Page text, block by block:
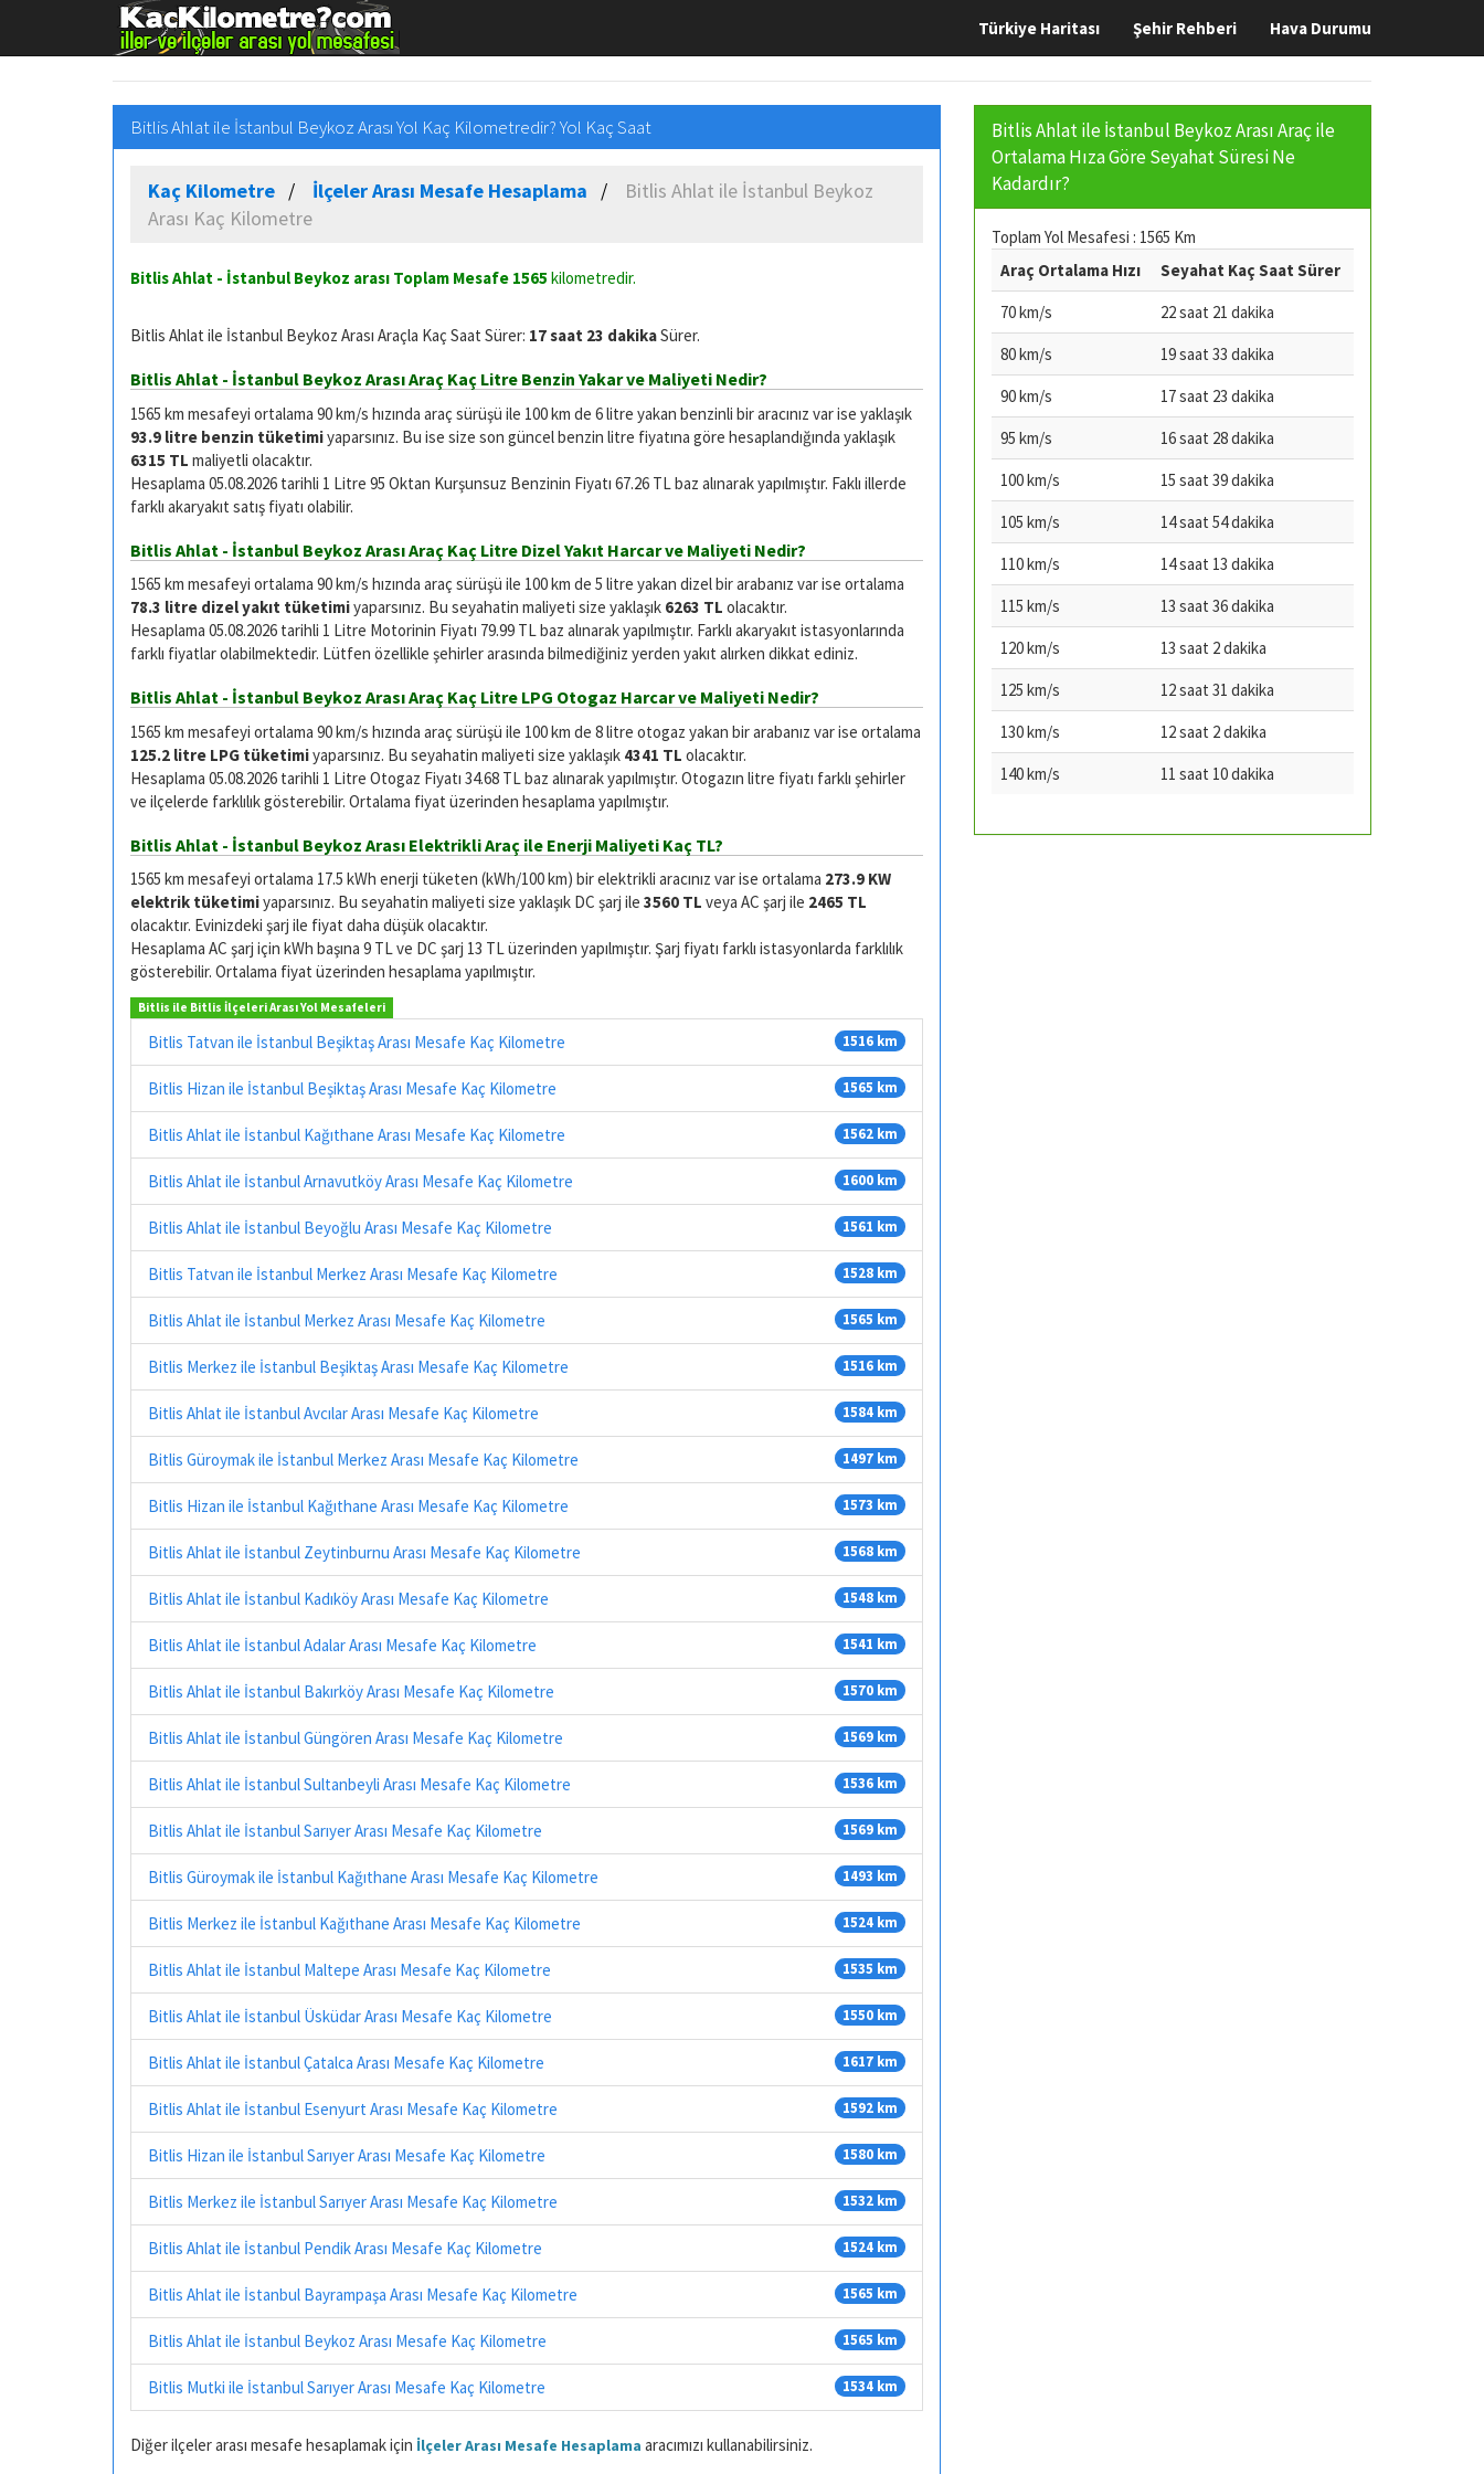
Türkiye Haritası Şehir Rehberi Hava Durumu
Bitlis Ahlat ile İstanbul Beykoz Arası Yol Kaç Kilometredir? Yol Kaç Saat
Kaç Kilometre İlçeler Arası Mesafe Hesaplama
Bitlis Ahlat ile İstanbul Beykoz
Arası Kaç Kilometre
Bitlis Ahlat - İstanbul Beykoz arası Toplam Mesafe 1565 kilometredir.
Bitlis Ahlat ile İstanbul Beykoz Arası Araçla Kaç Saat Sürer: 17 saat 23 dakikaSürer.
Bitlis Ahlat - İstanbul Beykoz Arası Araç Kaç Litre Benzin Yakar ve Maliyeti Nedir?
1565 km mesafeyi ortalama 90 km/s hızında araç sürüşü ile 100 km de 6 litre yakan benzinli bir aracınız var ise yaklaşık
93.9 litre benzin tüketimiyaparsınız. Bu ise size son güncel benzin litre fiyatına göre hesaplandığında yaklaşık
6315 TL maliyetli olacaktır.
Hesaplama 05.08.2026 tarihli 1 Litre 95 Oktan Kurşunsuz Benzinin Fiyatı 67.26 TL baz alınarak yapılmıştır. Faklı illerde
farklı akaryakıt satış fiyatı olabilir.
Bitlis Ahlat - İstanbul Beykoz Arası Araç Kaç Litre Dizel Yakıt Harcar ve Maliyeti Nedir?
1565 km mesafeyi ortalama 90 km/s hızında araç sürüşü ile 100 km de 5 litre yakan dizel bir arabanız var ise ortalama
78.3 litre dizel yakıt tüketimiyaparsınız. Bu seyahatin maliyeti size yaklaşık 6263 TL olacaktır.
Hesaplama 05.08.2026 tarihli 1 Litre Motorinin Fiyatı 79.99 TL baz alınarak yapılmıştır. Farklı akaryakıt istasyonlarında
farklı fiyatlar olabilmektedir. Lütfen özellikle şehirler arasında bilmediğiniz yerden yakıt alırken dikkat ediniz.
Bitlis Ahlat - İstanbul Beykoz Arası Araç Kaç Litre LPG Otogaz Harcar ve Maliyeti Nedir?
1565 km mesafeyi ortalama 90 km/s hızında araç sürüşü ile 100 km de 8 litre otogaz yakan bir arabanız var ise ortalama
125.2 litre LPG tüketimiyaparsınız. Bu seyahatin maliyeti size yaklaşık 4341 TL olacaktır.
Hesaplama 05.08.2026 tarihli 1 Litre Otogaz Fiyatı 34.68 TL baz alınarak yapılmıştır. Otogazın litre fiyatı farklı şehirler
ve ilçelerde farklılık gösterebilir. Ortalama fiyat üzerinden hesaplama yapılmıştır.
Bitlis Ahlat - İstanbul Beykoz Arası Elektrikli Araç ile Enerji Maliyeti Kaç TL?
1565 km mesafeyi ortalama 17.5 kWh enerji tüketen (kWh/100 km) bir elektrikli aracınız var ise ortalama 273.9 KW
elektrik tüketimiyaparsınız. Bu seyahatin maliyeti size yaklaşık DC şarj ile 3560 TL veya AC şarj ile 2465 TL
olacaktır. Evinizdeki şarj ile fiyat daha düşük olacaktır.
Hesaplama AC şarj için kWh başına 9 TL ve DC şarj 13 TL üzerinden yapılmıştır. Şarj fiyatı farklı istasyonlarda farklılık
gösterebilir. Ortalama fiyat üzerinden hesaplama yapılmıştır.
Bitlis ile Bitlis İlçeleri Arası Yol Mesafeleri
Bitlis Tatvan ile İstanbul Beşiktaş Arası Mesafe Kaç Kilometre 1516 km
Bitlis Hizan ile İstanbul Beşiktaş Arası Mesafe Kaç Kilometre 1565 km
Bitlis Ahlat ile İstanbul Kağıthane Arası Mesafe Kaç Kilometre 1562 km
Bitlis Ahlat ile İstanbul Arnavutköy Arası Mesafe Kaç Kilometre 1600 km
Bitlis Ahlat ile İstanbul Beyoğlu Arası Mesafe Kaç Kilometre 1561 km
Bitlis Tatvan ile İstanbul Merkez Arası Mesafe Kaç Kilometre 1528 km
Bitlis Ahlat ile İstanbul Merkez Arası Mesafe Kaç Kilometre 1565 km
Bitlis Merkez ile İstanbul Beşiktaş Arası Mesafe Kaç Kilometre 1516 km
Bitlis Ahlat ile İstanbul Avcılar Arası Mesafe Kaç Kilometre 1584 km
Bitlis Güroymak ile İstanbul Merkez Arası Mesafe Kaç Kilometre 1497 km
Bitlis Hizan ile İstanbul Kağıthane Arası Mesafe Kaç Kilometre 1573 km
Bitlis Ahlat ile İstanbul Zeytinburnu Arası Mesafe Kaç Kilometre 1568 km
Bitlis Ahlat ile İstanbul Kadıköy Arası Mesafe Kaç Kilometre 1548 km
Bitlis Ahlat ile İstanbul Adalar Arası Mesafe Kaç Kilometre 1541 km
Bitlis Ahlat ile İstanbul Bakırköy Arası Mesafe Kaç Kilometre 1570 km
Bitlis Ahlat ile İstanbul Güngören Arası Mesafe Kaç Kilometre 1569 km
Bitlis Ahlat ile İstanbul Sultanbeyli Arası Mesafe Kaç Kilometre 1536 km
Bitlis Ahlat ile İstanbul Sarıyer Arası Mesafe Kaç Kilometre 1569 km
Bitlis Güroymak ile İstanbul Kağıthane Arası Mesafe Kaç Kilometre 1493 km
Bitlis Merkez ile İstanbul Kağıthane Arası Mesafe Kaç Kilometre 1524 km
Bitlis Ahlat ile İstanbul Maltepe Arası Mesafe Kaç Kilometre 1535 km
Bitlis Ahlat ile İstanbul Üsküdar Arası Mesafe Kaç Kilometre 1550 km
Bitlis Ahlat ile İstanbul Çatalca Arası Mesafe Kaç Kilometre 1617 km
Bitlis Ahlat ile İstanbul Esenyurt Arası Mesafe Kaç Kilometre 1592 km
Bitlis Hizan ile İstanbul Sarıyer Arası Mesafe Kaç Kilometre 1580 km
Bitlis Merkez ile İstanbul Sarıyer Arası Mesafe Kaç Kilometre 1532 km
Bitlis Ahlat ile İstanbul Pendik Arası Mesafe Kaç Kilometre 1524 km
Bitlis Ahlat ile İstanbul Bayrampaşa Arası Mesafe Kaç Kilometre 1565 km
Bitlis Ahlat ile İstanbul Beykoz Arası Mesafe Kaç Kilometre 1565 km
Bitlis Mutki ile İstanbul Sarıyer Arası Mesafe Kaç Kilometre 1534 km
Diğer ilçeler arası mesafe hesaplamak için İlçeler Arası Mesafe Hesaplama aracımızı kullanabilirsiniz.
Bitlis Ahlat ile İstanbul Beykoz Arası Araç ile
Ortalama Hıza Göre Seyahat Süresi Ne
Kadardır?
Toplam Yol Mesafesi : 1565 Km
Araç Ortalama Hızı
Seyahat Kaç Saat Sürer
70 km/s
22 saat 21 dakika
80 km/s
19 saat 33 dakika
90 km/s
17 saat 23 dakika
95 km/s
16 saat 28 dakika
100 km/s
15 saat 39 dakika
105 km/s
14 saat 54 dakika
110 km/s
14 saat 13 dakika
115 km/s
13 saat 36 dakika
120 km/s
13 saat 2 dakika
125 km/s
12 saat 31 dakika
130 km/s
12 saat 2 dakika
140 km/s
11 saat 10 dakika